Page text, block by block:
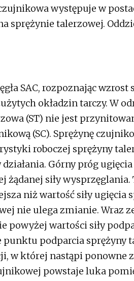
występuje w
sprężynie talerzowej.
SAC, rozpoznając
okładzin tarczy. W
(ST) nie jest
(SC). Sprężynę
roboczej sprężyny
działania. Górny próg
żądanej siły wysprzęglania.
niż wartość siły ugięcia
nie ulega zmianie. Wraz
powyżej wartości siły
punktu podparcia sprężyny
w której nastąpi ponowne
powstaje luka